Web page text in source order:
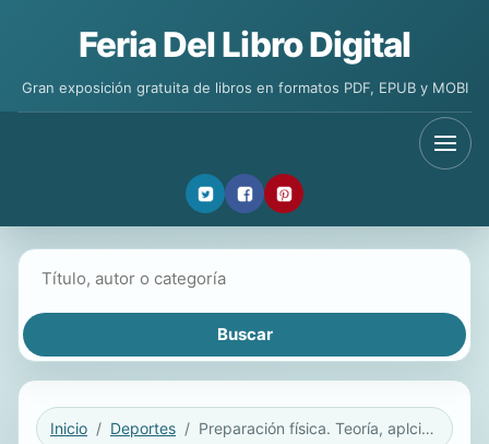
Feria Del Libro Digital
Gran exposición gratuita de libros en formatos PDF, EPUB y MOBI
Inicio Deportes Preparación física. Teoría, aplciaciones y metodología práctica